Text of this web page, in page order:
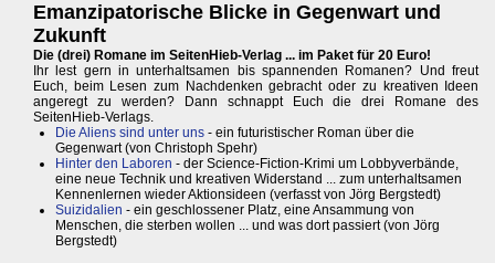
Emanzipatorische Blicke in Gegenwart und
Zukunft
Die (drei) Romane im SeitenHieb-Verlag ... im Paket für 20 Euro!
Ihr lest gern in unterhaltsamen bis spannenden Romanen? Und freut
Euch, beim Lesen zum Nachdenken gebracht oder zu kreativen Ideen
angeregt zu werden? Dann schnappt Euch die drei Romane des
SeitenHieb-Verlags.
Die Aliens sind unter uns - ein futuristischer Roman über die
Gegenwart (von Christoph Spehr)
Hinter den Laboren - der Science-Fiction-Krimi um Lobbyverbände,
eine neue Technik und kreativen Widerstand ... zum unterhaltsamen
Kennenlernen wieder Aktionsideen (verfasst von Jörg Bergstedt)
Suizidalien - ein geschlossener Platz, eine Ansammung von
Menschen, die sterben wollen ... und was dort passiert (von Jörg
Bergstedt)